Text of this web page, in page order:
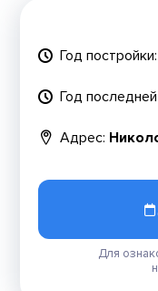
Год постройки:
Год
Адрес:
Для